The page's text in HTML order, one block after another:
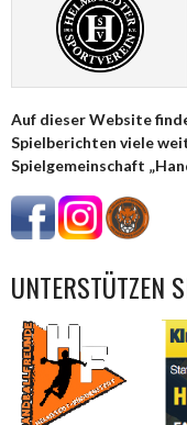
Auf dieser Website
Spielberichten viele
Spielgemeinschaft
UNTERSTÜTZEN